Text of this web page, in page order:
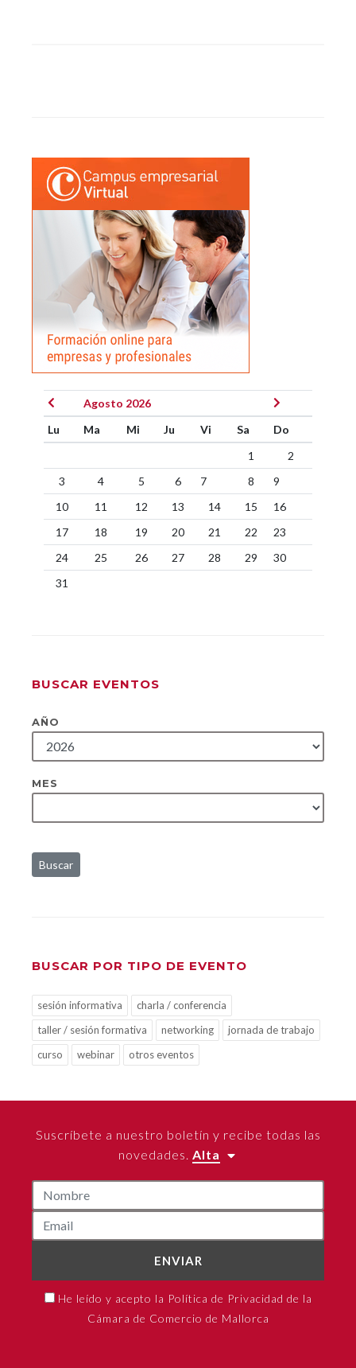
Agosto 2026
Lu
Ma Mi Ju Vi Sa
Do
1
2
3
4 5 6 7 8
9
10
11 12 13 14 15
16
17
18 19 20 21 22
23
24
25 26 27 28 29
30
31
BUSCAR EVENTOS
AÑO
MES
Buscar
BUSCAR POR TIPO DE EVENTO
sesión informativa
charla / conferencia
taller / sesión formativa
networking
jornada de trabajo
curso
webinar otros eventos
Suscríbete a nuestro boletín y recibe todas las
novedades. Alta
ENVIAR
He leído y acepto la Política de Privacidad de la
Cámara de Comercio de Mallorca